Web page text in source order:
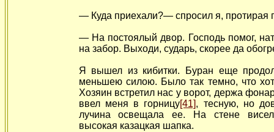
— Куда приехали?— спросил я, протирая
— На постоялый двор. Господь помог,
на забор. Выходи, сударь, скорее да
Я вышел из кибитки. Буран еще
меньшею силою. Было так темно, что
Хозяин встретил нас у ворот, держа
ввел меня в горницу[41], тесную, но
лучина освещала ее. На стене
высокая казацкая шапка.